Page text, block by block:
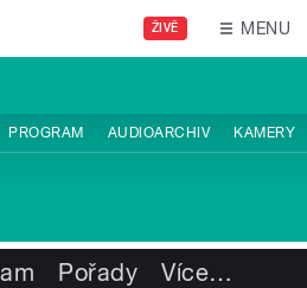
ŽIVĚ MENU
PROGRAM AUDIOARCHIV KAMERY
Pořady Více…